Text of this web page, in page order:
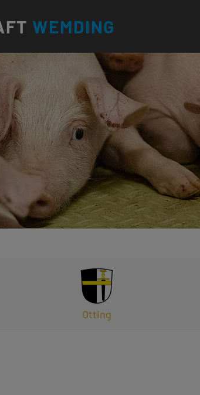
WEMDING
Otting